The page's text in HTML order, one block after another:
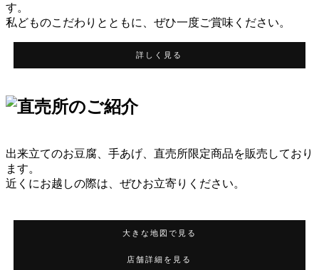
す。
私どものこだわりとともに、ぜひ一度ご賞味ください。
詳しく見る
出来立てのお豆腐、手あげ、直売所限定商品を販売しており
ます。
近くにお越しの際は、ぜひお立寄りください。
大きな地図で見る
店舗詳細を見る